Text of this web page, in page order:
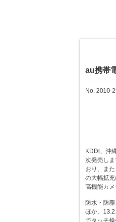
au携帯
No. 2010-
KDDI、沖
次発売し
おり、ま
の大幅拡
高機能カ
防水・防
ほか、
でタッチ